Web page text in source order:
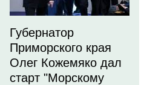
Губернатор
Приморского края
Олег Кожемяко дал
старт "Морскому